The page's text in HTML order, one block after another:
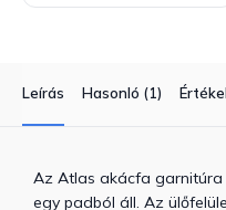
Leírás Hasonló (1)
Az Atlas akácfa
egy padból áll. Az